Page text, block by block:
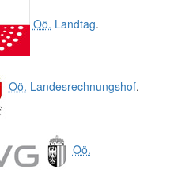
Oö. Landtag.
Oö. Landesrechnungshof.
Oö.